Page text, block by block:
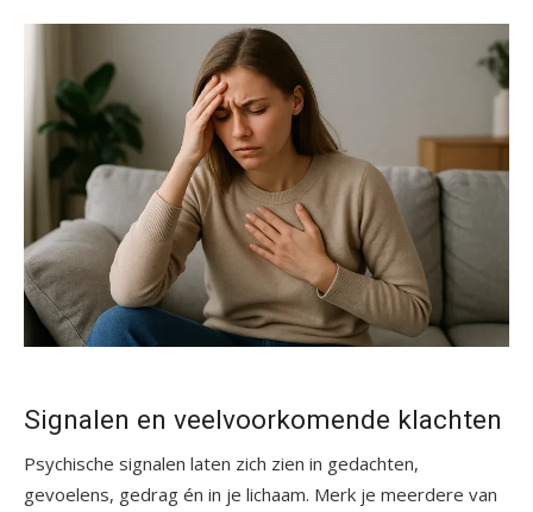
Signalen en veelvoorkomende klachten
Psychische signalen laten zich zien in gedachten,
gevoelens, gedrag én in je lichaam. Merk je meerdere van